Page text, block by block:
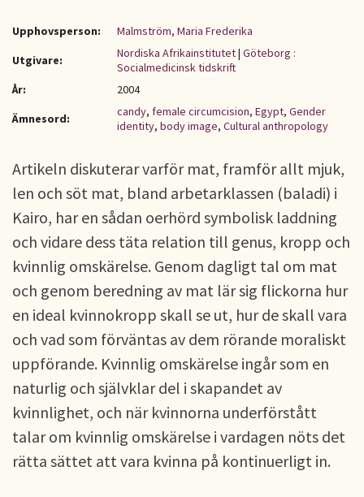
Upphovsperson:
Malmström, Maria Frederika
Utgivare:
Nordiska Afrikainstitutet| Göteborg :
Socialmedicinsk tidskrift
År:
2004
Ämnesord:
candy, female circumcision, Egypt, Gender
identity, body image, Cultural anthropology
Artikeln diskuterar varför mat, framför allt mjuk,
len och söt mat, bland arbetarklassen (baladi) i
Kairo, har en sådan oerhörd symbolisk laddning
och vidare dess täta relation till genus, kropp och
kvinnlig omskärelse. Genom dagligt tal om mat
och genom beredning av mat lär sig flickorna hur
en ideal kvinnokropp skall se ut, hur de skall vara
och vad som förväntas av dem rörande moraliskt
uppförande. Kvinnlig omskärelse ingår som en
naturlig och självklar del i skapandet av
kvinnlighet, och när kvinnorna underförstått
talar om kvinnlig omskärelse i vardagen nöts det
rätta sättet att vara kvinna på kontinuerligt in.